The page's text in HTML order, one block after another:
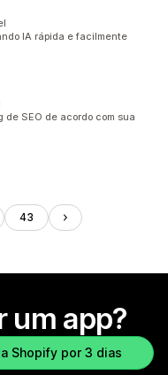
IA rápida e facilmente
de SEO de acordo com sua
43
um app?
Shopify por 3 dias